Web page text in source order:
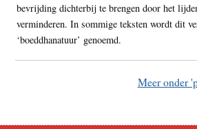
bevrijding dichterbij te brengen door het
verminderen. In sommige teksten wordt dit
‘boeddhanatuur’ genoemd.
Meer onder